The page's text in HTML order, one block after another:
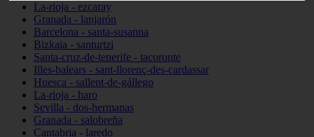
La-rioja - ezcaray
Granada - lanjarón
Barcelona - santa-susanna
Bizkaia - santurtzi
Santa-cruz-de-tenerife - tacoronte
Illes-balears - sant-llorenç-des-cardassar
Huesca - sallent-de-gállego
La-rioja - haro
Sevilla - dos-hermanas
Granada - salobreña
Cantabria - laredo